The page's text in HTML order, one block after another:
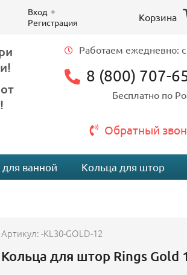
Вход
Регистрация
Корзина
Работаем ежедневно:
8 (800) 707-
Бесплатно по
Обратный
ванной Кольца для штор
Артикул:-KL30-GOLD-12
Кольца для штор Rings Gold